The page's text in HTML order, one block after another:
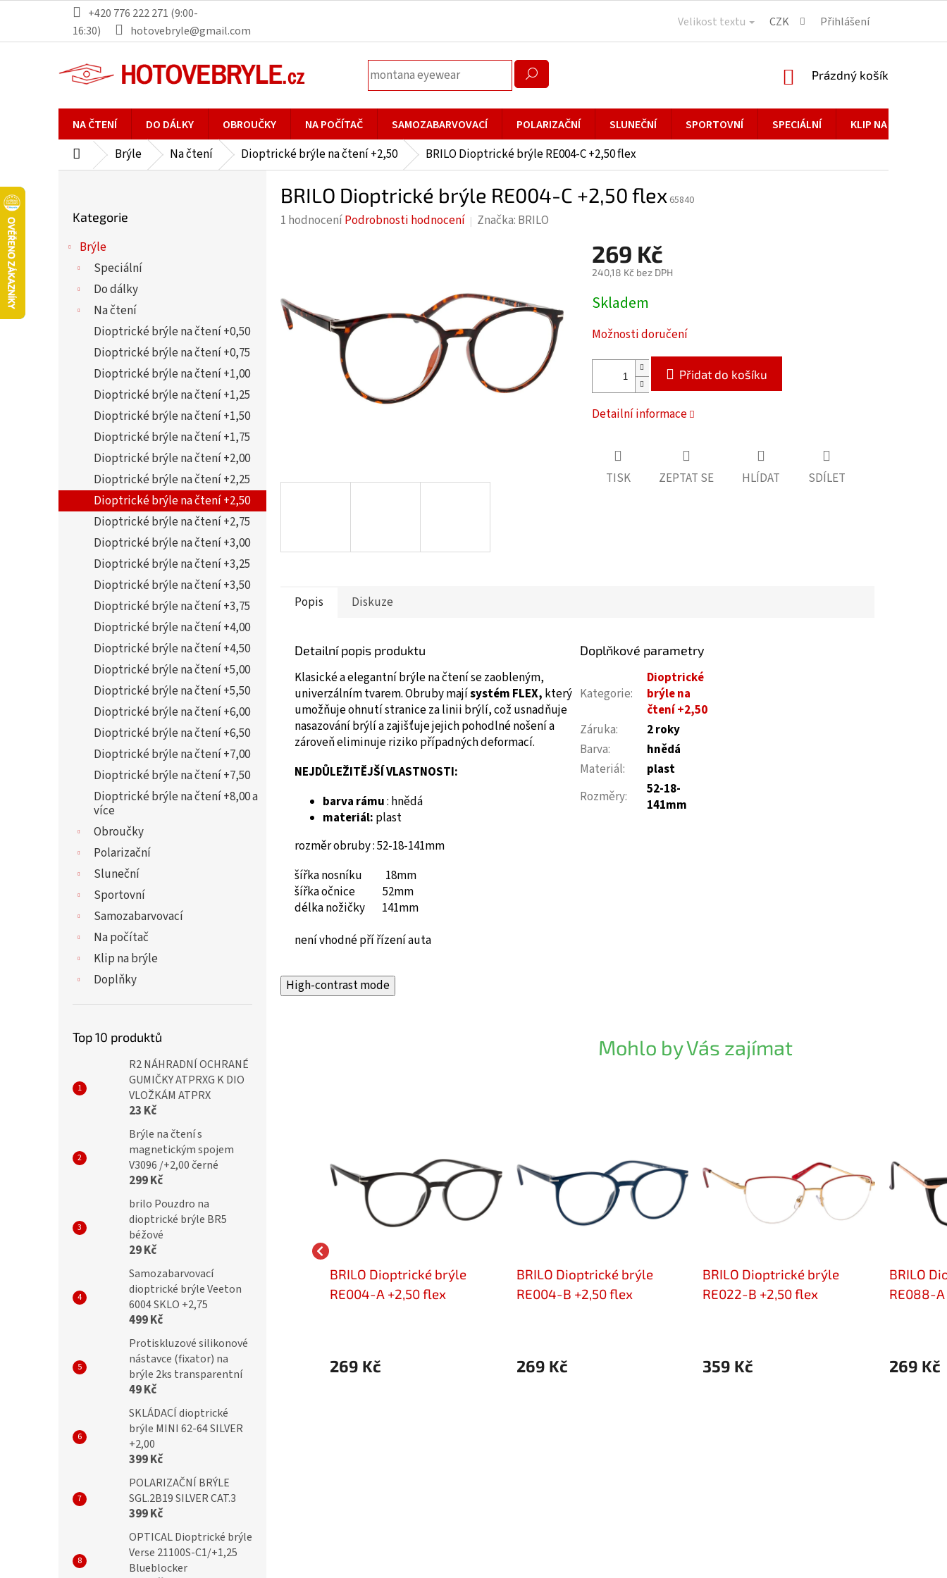
obsah
+420 776 222 271 (9:00-
16:30)
hotovebryle@gmail.com
Velikost textu CZK Přihlášení
NÁKUPNÍ
Prázdný košík
NA ČTENÍ DO DÁLKY OBROUČKY NA POČÍTAČ SAMOZABARVOVACÍ POLARIZAČNÍ SLUNEČNÍ SPORTOVNÍ SPECIÁLNÍ KLIP NA BRÝLE
DomůBrýle Na čtení Dioptrické brýle na čtení +2,50 BRILO Dioptrické brýle RE004-C +2,50 flex
kategorie
Kategorie
Brýle
Speciální
Do dálky
Na čtení
Dioptrické brýle na čtení +0,50
Dioptrické brýle na čtení +0,75
Dioptrické brýle na čtení +1,00
Dioptrické brýle na čtení +1,25
Dioptrické brýle na čtení +1,50
Dioptrické brýle na čtení +1,75
Dioptrické brýle na čtení +2,00
Dioptrické brýle na čtení +2,25
Dioptrické brýle na čtení +2,50
Dioptrické brýle na čtení +2,75
Dioptrické brýle na čtení +3,00
Dioptrické brýle na čtení +3,25
Dioptrické brýle na čtení +3,50
Dioptrické brýle na čtení +3,75
Dioptrické brýle na čtení +4,00
Dioptrické brýle na čtení +4,50
Dioptrické brýle na čtení +5,00
Dioptrické brýle na čtení +5,50
Dioptrické brýle na čtení +6,00
Dioptrické brýle na čtení +6,50
Dioptrické brýle na čtení +7,00
Dioptrické brýle na čtení +7,50
Dioptrické brýle na čtení +8,00 a
více
Obroučky
Polarizační
Sluneční
Sportovní
Samozabarvovací
Na počítač
Klip na brýle
Doplňky
Top 10 produktů
R2 NÁHRADNÍ OCHRANÉ
GUMIČKY ATPRXG K DIO
VLOŽKÁM ATPRX
23 Kč
Brýle na čtení s
magnetickým spojem
V3096 /+2,00 černé
299 Kč
brilo Pouzdro na
dioptrické brýle BR5
béžové
29 Kč
Samozabarvovací
dioptrické brýle Veeton
6004 SKLO +2,75
499 Kč
Protiskluzové silikonové
nástavce (fixator) na
brýle 2ks transparentní
49 Kč
SKLÁDACÍ dioptrické
brýle MINI 62-64 SILVER
+2,00
399 Kč
POLARIZAČNÍ BRÝLE
SGL.2B19 SILVER CAT.3
399 Kč
OPTICAL Dioptrické brýle
Verse 21100S-C1/+1,25
Blueblocker
BRILO Dioptrické brýle RE004-C +2,50 flex 65840
Průměrné
z
5
hvězdiček.
1 hodnoceníPodrobnosti hodnocení Značka: BRILO
269 Kč
240,18 Kč bez DPH
Měrná
cena:
Skladem
Možnosti doručení
Přidat do košíku
Detailní informace
TISK ZEPTAT SE HLÍDAT SDÍLET
Popis Diskuze
Detailní popis produktu
Klasické a elegantní brýle na čtení se zaobleným,
univerzálním tvarem.Obruby majísystém FLEX, který
umožňuje ohnutí stranice za linii brýlí, což usnadňuje
nasazování brýlí a zajišťuje jejich pohodlné nošení a
zároveň eliminuje riziko případných deformací.
NEJDŮLEŽITĚJŠÍ VLASTNOSTI:
barva rámu: hnědá
materiál: plast
rozměr obruby : 52-18-141mm
šířka nosníku 18mm
šířka očnice 52mm
délka nožičky 141mm
není vhodné pří řízení auta
Doplňkové parametry
Kategorie:
Dioptrické
brýle na
čtení +2,50
Záruka:
2 roky
Barva:
hnědá
Materiál:
plast
Rozměry:
52-18-
141mm
High-contrast mode
Mohlo by Vás zajímat
BRILO Dioptrické brýle
RE136-B +2,50 flex
499 Kč
BRILO Dioptrické brýle
RE004-A +2,50 flex
269 Kč
BRILO Dioptrické brýle
RE004-B +2,50 flex
269 Kč
BRILO Dioptrické brýle
RE022-B +2,50 flex
359 Kč
BRILO
RE088-
269 Kč